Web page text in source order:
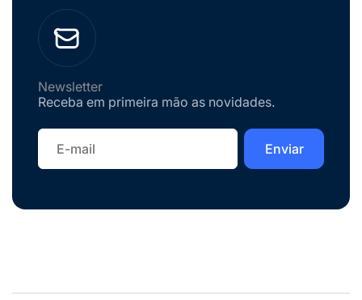
Newsletter
Receba em primeira mão as novidades.